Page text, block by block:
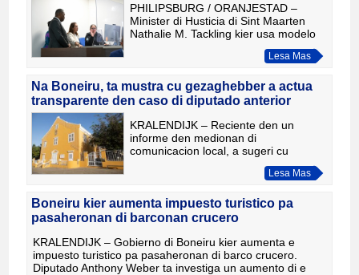
PHILIPSBURG / ORANJESTAD –
Minister di Husticia di Sint Maarten
Nathalie M. Tackling kier usa modelo
di Aruba pa reforza control E minister
a bishita Aruba diahuebs 19 di maart
Lesa Mas
Na Boneiru, ta mustra cu gezaghebber a actua
transparente den caso di diputado anterior
KRALENDIJK – Reciente den un
informe den medionan di
comunicacion local, a sugeri cu
Gezaghebber di Boneiru no a actua
den un forma transparente, pa motibo
oportunidad p
Lesa Mas
Boneiru kier aumenta impuesto turistico pa
pasaheronan di barconan crucero
KRALENDIJK – Gobierno di Boneiru kier aumenta e
impuesto turistico pa pasaheronan di barco crucero.
Diputado Anthony Weber ta investiga un aumento di e